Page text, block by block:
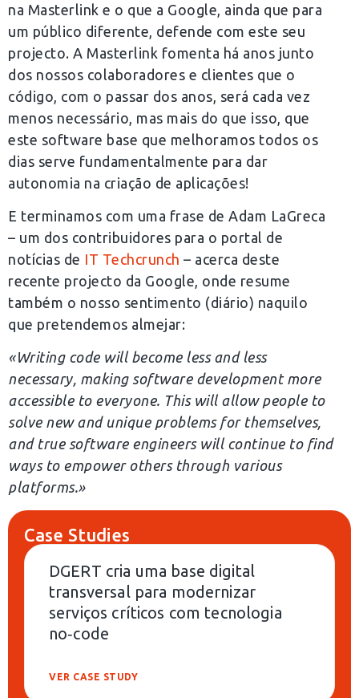
na Masterlink e o que a Google, ainda que para
um público diferente, defende com este seu
projecto. A Masterlink fomenta há anos junto
dos nossos colaboradores e clientes que o
código, com o passar dos anos, será cada vez
menos necessário, mas mais do que isso, que
este software base que melhoramos todos os
dias serve fundamentalmente para dar
autonomia na criação de aplicações!
E terminamos com uma frase de Adam LaGreca
– um dos contribuidores para o portal de
notícias de IT Techcrunch – acerca deste
recente projecto da Google, onde resume
também o nosso sentimento (diário) naquilo
que pretendemos almejar:
«Writing code will become less and less
necessary, making software development more
accessible to everyone. This will allow people to
solve new and unique problems for themselves,
and true software engineers will continue to find
ways to empower others through various
platforms.»
Case Studies
DGERT cria uma base digital
transversal para modernizar
serviços críticos com tecnologia
no‑code
VER CASE STUDY